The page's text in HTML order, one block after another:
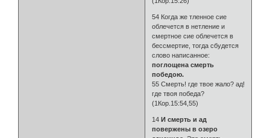
54 Когда же тленное сие
облечется в нетление и
смертное сие облечется в
бессмертие, тогда сбудется
слово написанное:
поглощена смерть
победою.
55 Смерть! где твое жало? ад!
где твоя победа?
(1Кор.15:54,55)
14 И смерть и ад
повержены в озеро